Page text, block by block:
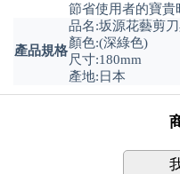
節省使用者的寶貴
產品規格
品名:坂源花藝剪
顏色:(深綠色)
尺寸:180mm
產地:日本